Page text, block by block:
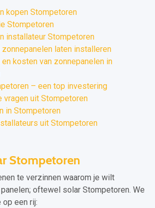
kopen Stompetoren
Stompetoren
installateur Stompetoren
laten installeren
kosten van zonnepanelen in
– een top investering
vragen uit Stompetoren
in Stompetoren
uit Stompetoren
Stompetoren
te verzinnen waarom je wilt
oftewel solar Stompetoren. We
een rij: